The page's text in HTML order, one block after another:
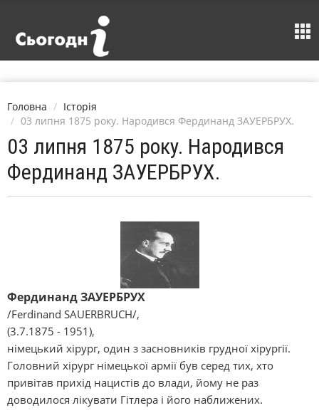
Головна
Історія
03 липня 1875 року. Народився Фердинанд ЗАУЕРБРУХ.
03 липня 1875 року. Народився
Фердинанд ЗАУЕРБРУХ.
Фердинанд ЗАУЕРБРУХ
/Ferdіnand SAUERBRUCH/,
(3.7.1875 - 1951),
німецький хірург, один з засновників грудної хірургії.
Головний хірург німецької армії був серед тих, хто
привітав прихід нацистів до влади, йому не раз
доводилося лікувати Гітлера і його наближених.